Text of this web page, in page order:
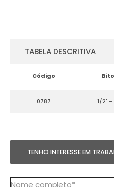
TABELA DESCRITIVA
Código
0787 1/2' -
TENHO INTERESSE EM